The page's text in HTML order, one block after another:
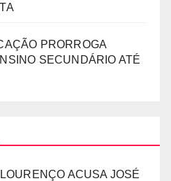
PRORROGA
SECUNDÁRIO ATÉ
ACUSA JOSÉ